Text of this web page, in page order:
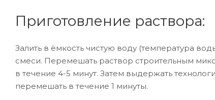
Приготовление раствора:
Залить в ёмкость чистую воду (температура
смеси. Перемешать раствор строительным
в течение 4-5 минут. Затем выдержать
перемешать в течение 1 минуты.